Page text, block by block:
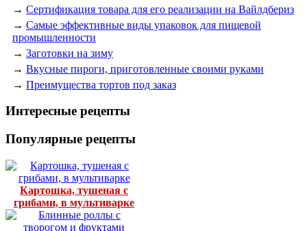
→ Сертификация товара для его реализации на Вайлдбериз
→ Самые эффективные виды упаковок для пищевой
промышленности
→ Заготовки на зиму
→ Вкусные пироги, приготовленные своими руками
→ Преимущества тортов под заказ
Интересные рецепты
Популярные рецепты
Картошка, тушеная с
грибами, в мультиварке